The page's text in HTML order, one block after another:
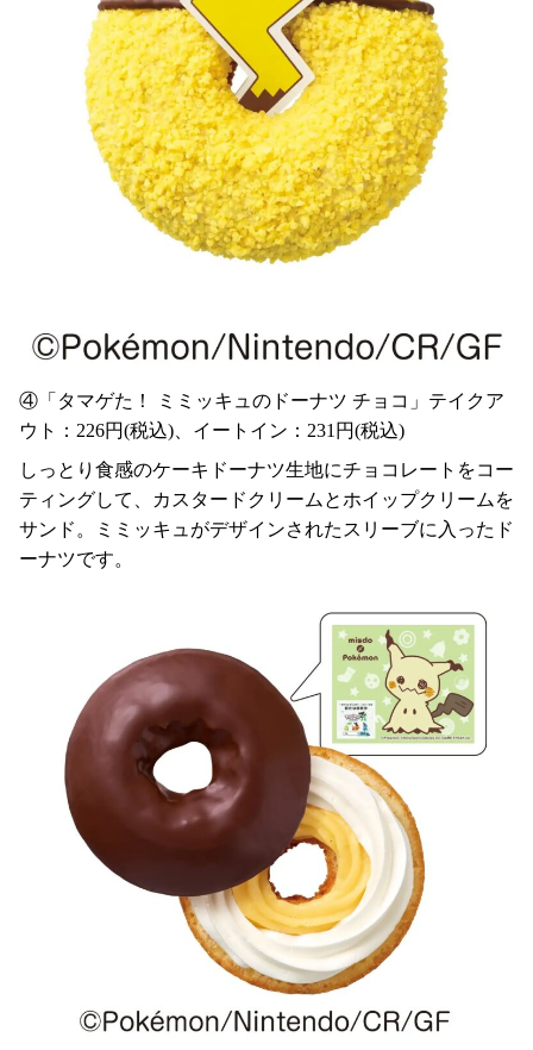
④「タマゲた！ ミミッキュのドーナツ チョコ」テイクア
ウト：226円(税込)、イートイン：231円(税込)
しっとり食感のケーキドーナツ生地にチョコレートをコー
ティングして、カスタードクリームとホイップクリームを
サンド。ミミッキュがデザインされたスリーブに入ったド
ーナツです。